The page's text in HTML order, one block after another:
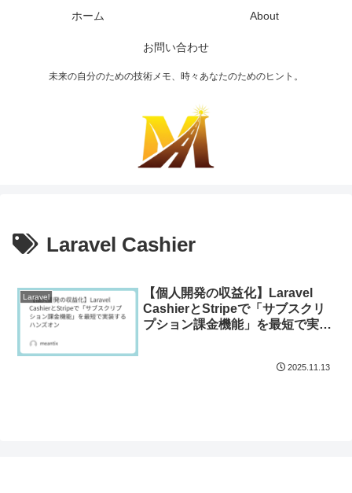
未来の自分のための技術メモ、時々あなたのためのヒント。
ホーム About
お問い合わせ
Laravel Cashier
Laravel
【個人開発の収益化】Laravel
CashierとStripeで「サブスクリ
プション課金機能」を最短で実装
2025.11.13